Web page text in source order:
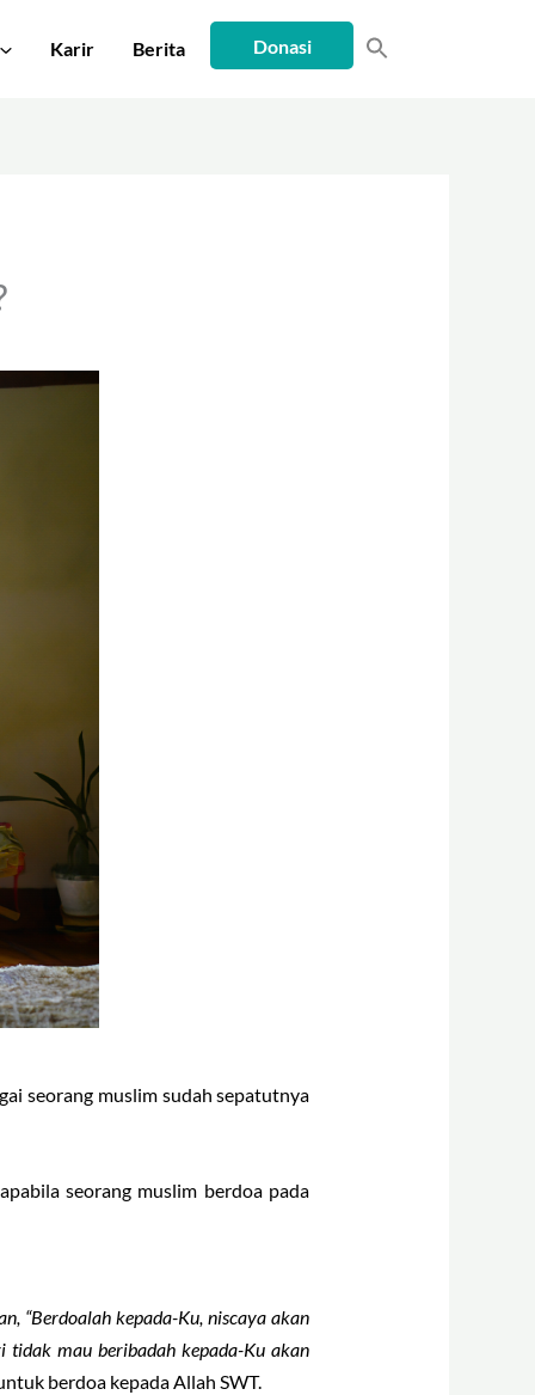
Karir Berita Donasi
seorang muslim sudah sepatutnya
seorang muslim berdoa pada
“Berdoalah kepada-Ku, niscaya akan
tidak mau beribadah kepada-Ku akan
berdoa kepada Allah SWT.